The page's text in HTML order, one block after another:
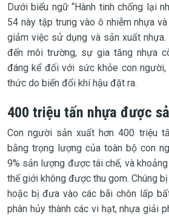
Dưới biểu ngữ “Hành tinh chống lại
54 này tập trung vào ô nhiễm nhựa
giảm việc sử dụng và sản xuất
đến môi trường, sự gia tăng nhựa
đáng kể đối với sức khỏe con người,
thức do biến đổi khí hậu đặt ra.
400 triệu tấn nhựa được
Con người sản xuất hơn 400 triệu
bằng trọng lượng của toàn bộ con
9% sản lượng được tái chế, và
thế giới không được thu gom. Chúng
hoặc bị đưa vào các bãi chôn lấp
phân hủy thành các vi hạt, nhựa giải